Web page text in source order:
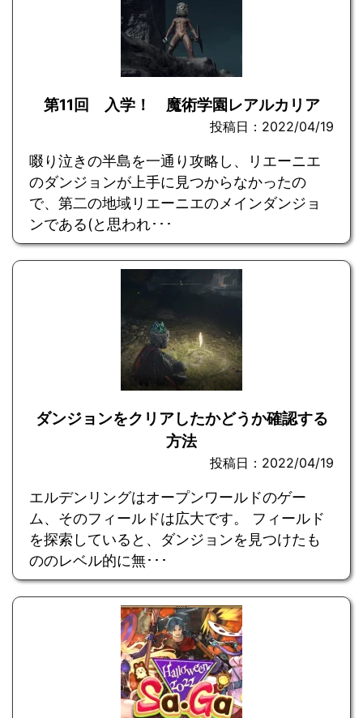
第11回 入学！ 魔術学園レアルカリア
投稿日：2022/04/19
啜り泣きの半島を一通り攻略し、リエーニエ
のダンジョンが上手に見つからなかったの
で、第二の地域リエーニエのメインダンジョ
ンである(と思われ･･･
ダンジョンをクリアしたかどうか確認する
方法
投稿日：2022/04/19
エルデンリングはオープンワールドのゲー
ム、そのフィールドは広大です。 フィールド
を探索していると、ダンジョンを見つけたも
ののレベル的に無･･･